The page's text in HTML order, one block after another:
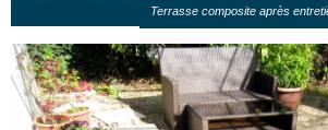
Terrasse composite après